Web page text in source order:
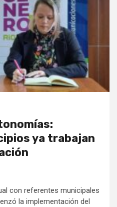
ya trabajan
con referentes municipales
la implementación del